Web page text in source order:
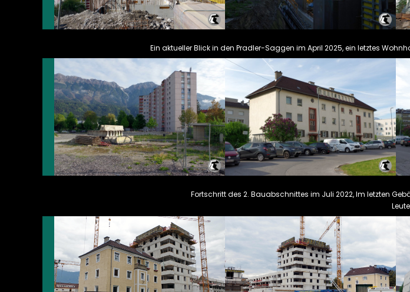
Ein aktueller Blick in den Pradler-Saggen im April 2025, ein letztes
Fortschritt des 2. Bauabschnittes im Juli 2022, Im letzten